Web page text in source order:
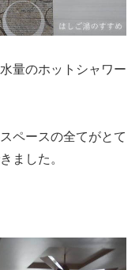
量のホットシャワー
ペースの全てがとて
ました。